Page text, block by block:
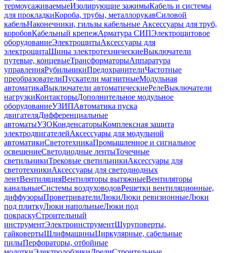
термоусаживаемыеИзолирующие зажимыКабель и системы
для прокладкиКороба, трубы, металлорукавСиловой
кабельНаконечники, гильзы кабельные Аксессуары для труб,
коробовКабельный крепежАрматура СИПЭлектрощитовое
оборудованиеЭлектрощитыАксессуары для
электрощитаШины электротехническиеВыключатели
путевые, концевыеТрансформаторыАппаратура
управленияРубильникиПредохранителиЧастотные
преобразователиПускатели магнитныеМодульная
автоматикаВыключатели автоматическиеРелеВыключатели
нагрузкиКонтакторыДополнительное модульное
оборудованиеУЗИПАвтоматика пуска
двигателяДифференциальные
автоматыУЗОКонденсаторыКомплексная защита
электродвигателейАксессуары для модульной
автоматикиСветотехникаПромышленное и сигнальное
освещениеСветодиодные лентыТочечные
светильникиТрековые светильникиАксессуары для
светотехникиАксессуары для светодиодных
лентВентиляцияВентиляторы вытяжныеВентиляторы
канальныеСистемы воздуховодовРешетки вентиляционные,
диффузорыПроветривателиЛюкиЛюки ревизионныеЛюки
под плиткуЛюки напольныеЛюки под
покраскуСтроительный
инструментЭлектроинструментШуруповерты,
гайковертыШлифмашиныЦиркулярные, сабельные
пилыПерфораторы, отбойные